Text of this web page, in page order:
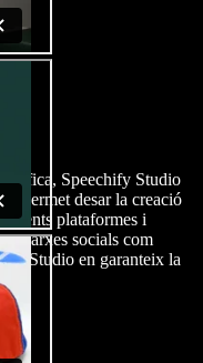
Speechify Studio
permet desar la creació
plataformes i
a xarxes socials com
Studio en garanteix la